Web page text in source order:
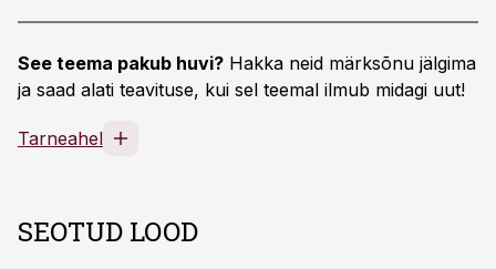
See teema pakub huvi? Hakka neid märksõnu jälgima
ja saad alati teavituse, kui sel teemal ilmub midagi uut!
Tarneahel
SEOTUD LOOD